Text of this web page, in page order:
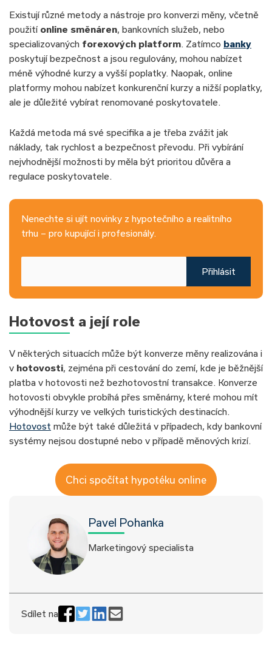
Existují různé metody a nástroje pro konverzi měny, včetně
použití online směnáren, bankovních služeb, nebo
specializovaných forexových platform. Zatímco banky
poskytují bezpečnost a jsou regulovány, mohou nabízet
méně výhodné kurzy a vyšší poplatky. Naopak, online
platformy mohou nabízet konkurenční kurzy a nižší poplatky,
ale je důležité vybírat renomované poskytovatele.
Každá metoda má své specifika a je třeba zvážit jak
náklady, tak rychlost a bezpečnost převodu. Při vybírání
nejvhodnější možnosti by měla být prioritou důvěra a
regulace poskytovatele.
Nenechte si ujít novinky z hypotečního a realitního
trhu – pro kupující i profesionály.
Přihlásit
Hotovost a její role
V některých situacích může být konverze měny realizována i
v hotovosti, zejména při cestování do zemí, kde je běžnější
platba v hotovosti než bezhotovostní transakce. Konverze
hotovosti obvykle probíhá přes směnárny, které mohou mít
výhodnější kurzy ve velkých turistických destinacích.
Hotovost může být také důležitá v případech, kdy bankovní
systémy nejsou dostupné nebo v případě měnových krizí.
Chci spočítat hypotéku online
Pavel Pohanka
Marketingový specialista
Sdílet na